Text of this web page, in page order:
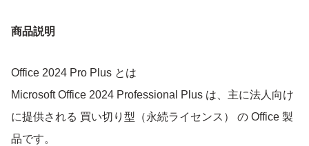
商品説明
Office 2024 Pro Plus とは
Microsoft Office 2024 Professional Plus は、主に法人向け
に提供される 買い切り型（永続ライセンス） の Office 製
品です。